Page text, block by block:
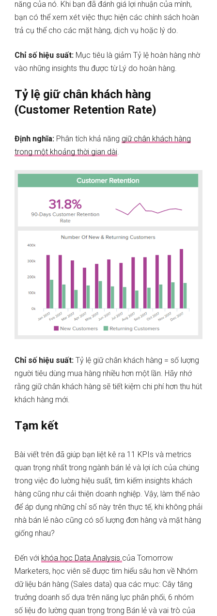
năng của nó. Khi bạn đã đánh giá lợi nhuận của mình,
bạn có thể xem xét việc thực hiện các chính sách hoàn
trả cụ thể cho các mặt hàng, dịch vụ hoặc lý do.
Chỉ số hiệu suất: Mục tiêu là giảm Tỷ lệ hoàn hàng nhờ
vào những insights thu được từ Lý do hoàn hàng.
Tỷ lệ giữ chân khách hàng
(Customer Retention Rate)
Định nghĩa: Phân tích khả năng giữ chân khách hàng
trong một khoảng thời gian dài.
Chỉ số hiệu suất: Tỷ lệ giữ chân khách hàng = số lượng
người tiêu dùng mua hàng nhiều hơn một lần. Hãy nhớ
rằng giữ chân khách hàng sẽ tiết kiệm chi phí hơn thu hút
khách hàng mới.
Tạm kết
Bài viết trên đã giúp bạn liệt kê ra 11 KPIs và metrics
quan trọng nhất trong ngành bán lẻ và lợi ích của chúng
trong việc đo lường hiệu suất, tìm kiếm insights khách
hàng cũng như cải thiện doanh nghiệp. Vậy, làm thế nào
để áp dụng những chỉ số này trên thực tế, khi không phải
nhà bán lẻ nào cũng có số lượng đơn hàng và mặt hàng
giống nhau?
Đến với khóa học Data Analysis của Tomorrow
Marketers, học viên sẽ được tìm hiểu sâu hơn về Nhóm
dữ liệu bán hàng (Sales data) qua các mục: Cây tăng
trưởng doanh số dựa trên năng lực phân phối, 6 nhóm
số liệu đo lường quan trọng trong Bán lẻ và vai trò của